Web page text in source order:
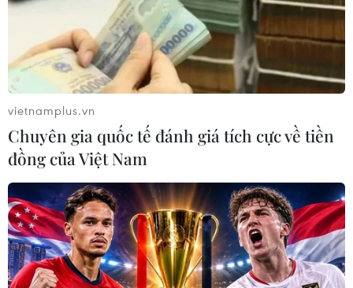
vietnamplus.vn
Chuyên gia quốc tế đánh giá tích cực về tiền
đồng của Việt Nam